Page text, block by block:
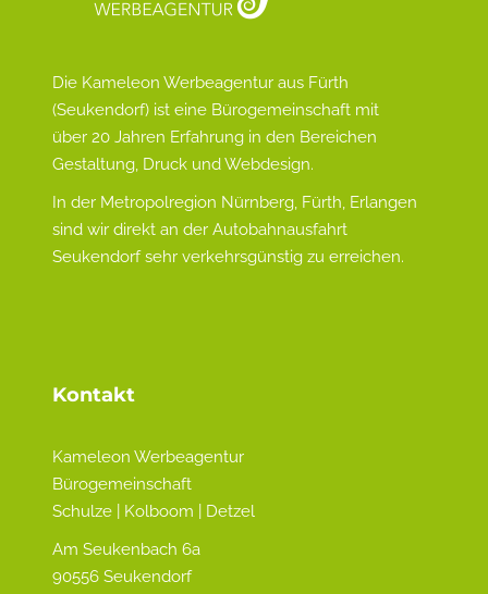
Die Kameleon Werbeagentur aus Fürth
(Seukendorf) ist eine Bürogemeinschaft mit
über 20 Jahren Erfahrung in den Bereichen
Gestaltung, Druck und Webdesign.
In der Metropolregion Nürnberg, Fürth, Erlangen
sind wir direkt an der Autobahnausfahrt
Seukendorf sehr verkehrsgünstig zu erreichen.
Kontakt
Kameleon Werbeagentur
Bürogemeinschaft
Schulze | Kolboom | Detzel
Am Seukenbach 6a
90556 Seukendorf